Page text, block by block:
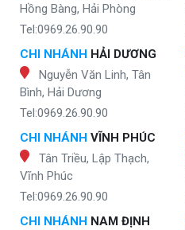
Hồng Bàng, Hải Phòng
Tel:0969.26.90.90
CHI NHÁNH HẢI DƯƠNG
Nguyễn Văn Linh, Tân
Bình, Hải Dương
Tel:0969.26.90.90
CHI NHÁNH VĨNH PHÚC
Tân Triều, Lập Thạch,
Vĩnh Phúc
Tel:0969.26.90.90
CHI NHÁNH NAM ĐỊNH